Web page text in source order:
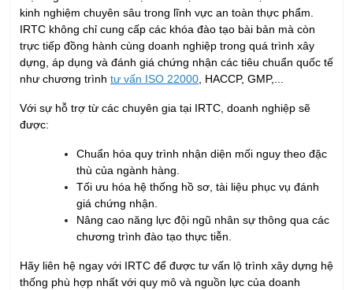
21/08/2026
Khóa học Kỹ Năng Bán Hàng Qua Điện Thoại
21/08/2026
Khóa học Kỹ Năng Chăm Sóc Khách Hàng
27/08/2026
Khóa học Giám Sát Bán Hàng Chuyên Nghiệp
20/08/2026
Khóa học ASM - Quản lý Kinh Doanh Khu Vực
Khóa học Tư Duy Dịch Vụ Khách Hàng